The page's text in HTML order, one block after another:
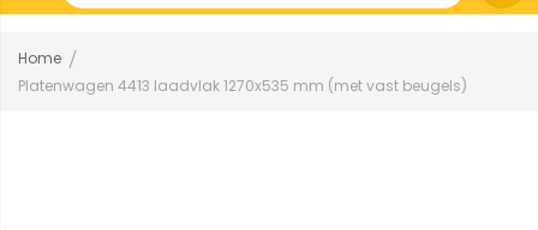
Home
Platenwagen 4413 laadvlak 1270x535 mm (met vast beugels)